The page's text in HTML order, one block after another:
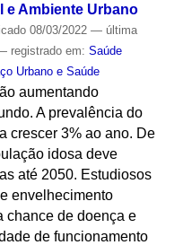
e Ambiente Urbano
08/03/2022 — última
registrado em: Saúde
Urbano e Saúde
aumentando
A prevalência do
crescer 3% ao ano. De
idosa deve
até 2050. Estudiosos
envelhecimento
chance de doença e
de funcionamento